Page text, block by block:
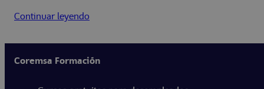
Continuar leyendo
Coremsa Formación